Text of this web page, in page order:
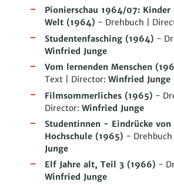
Pionierschau 1964/07:
Welt (1964) - Drehbuch |
Studentenfasching (1964) -
Winfried Junge
Vom lernenden Menschen
Text | Director: Winfried Junge
Filmsommerliches (1965) -
Director: Winfried Junge
Studentinnen - Eindrücke von
Hochschule (1965) -
Junge
Elf Jahre alt, Teil 3 (1966) -
Winfried Junge